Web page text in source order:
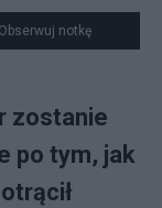
w sprawie
Obserwuj notkę
zostanie
po tym, jak